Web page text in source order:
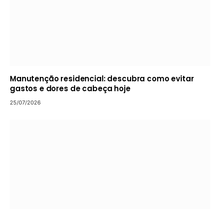
Manutenção residencial: descubra como evitar
gastos e dores de cabeça hoje
25/07/2026